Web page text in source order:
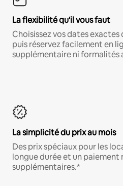
La flexibilité qu'il vous faut
Choisissez vos dates
puis réservez facilement en
supplémentaire ni formalités
La simplicité du prix au mois
Des prix spéciaux pour les
longue durée et un paiement
supplémentaires.*